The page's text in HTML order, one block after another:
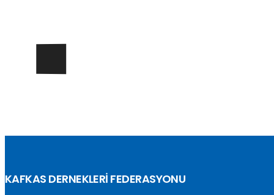
KAFKAS DERNEKLERİ FEDERASYONU